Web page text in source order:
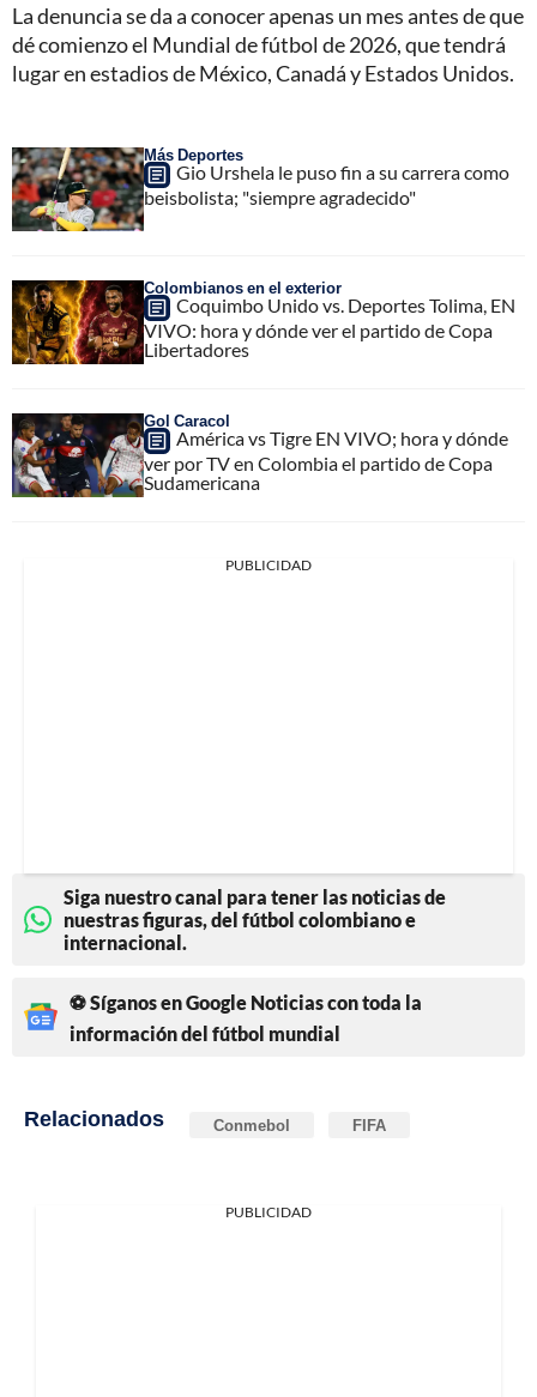
La denuncia se da a conocer apenas un mes antes de que
dé comienzo el Mundial de fútbol de 2026, que tendrá
lugar en estadios de México, Canadá y Estados Unidos.
Más Deportes
Gio Urshela le puso fin a su carrera como
beisbolista; "siempre agradecido"
Colombianos en el exterior
Coquimbo Unido vs. Deportes Tolima, EN
VIVO: hora y dónde ver el partido de Copa
Libertadores
Gol Caracol
América vs Tigre EN VIVO; hora y dónde
ver por TV en Colombia el partido de Copa
Sudamericana
PUBLICIDAD
Siga nuestro canal para tener las noticias de
nuestras figuras, del fútbol colombiano e
internacional.
⚽ Síganos en Google Noticias con toda la
información del fútbol mundial
Relacionados Conmebol FIFA
PUBLICIDAD